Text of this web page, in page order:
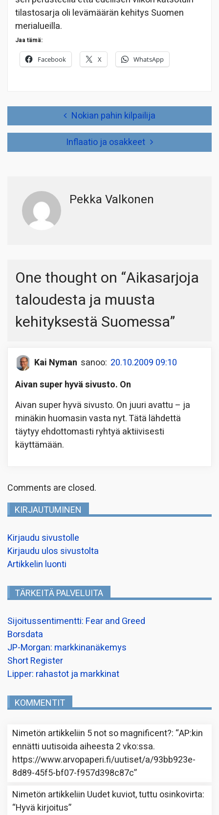
tilastosarja oli levämäärän kehitys Suomen
merialueilla.
Jaa tämä:
Facebook X WhatsApp
Nokian pahin kilpailija
Inflaatio ja osakkeet
Pekka Valkonen
One thought on “Aikasarjoja
taloudesta ja muusta
kehityksestä Suomessa”
Kai Nyman sanoo: 20.10.2009 09:10
Aivan super hyvä sivusto. On
Aivan super hyvä sivusto. On juuri avattu – ja
minäkin huomasin vasta nyt. Tätä lähdettä
täytyy ehdottomasti ryhtyä aktiivisesti
käyttämään.
Comments are closed.
KIRJAUTUMINEN
Kirjaudu sivustolle
Kirjaudu ulos sivustolta
Artikkelin luonti
TÄRKEITÄ PALVELUITA
Sijoitussentimentti: Fear and Greed
Borsdata
JP-Morgan: markkinanäkemys
Short Register
Lipper: rahastot ja markkinat
KOMMENTIT
Nimetön artikkeliin 5 not so magnificent?: “AP:kin
ennätti uutisoida aiheesta 2 vko:ssa.
https://www.arvopaperi.fi/uutiset/a/93bb923e-
8d89-45f5-bf07-f957d398c87c”
Nimetön artikkeliin Uudet kuviot, tuttu osinkovirta:
“Hyvä kirjoitus”